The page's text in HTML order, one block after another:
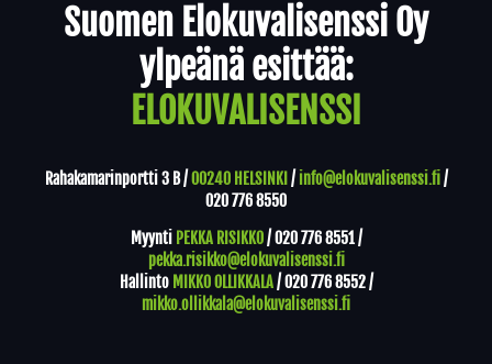
Suomen Elokuvalisenssi Oy
ylpeänä esittää:
ELOKUVALISENSSI
Rahakamarinportti 3 B /00240 HELSINKI / info@elokuvalisenssi.fi/
020 776 8550
Myynti PEKKA RISIKKO/020 776 8551/
pekka.risikko@elokuvalisenssi.fi
Hallinto MIKKO OLLIKKALA/020 776 8552/
mikko.ollikkala@elokuvalisenssi.fi